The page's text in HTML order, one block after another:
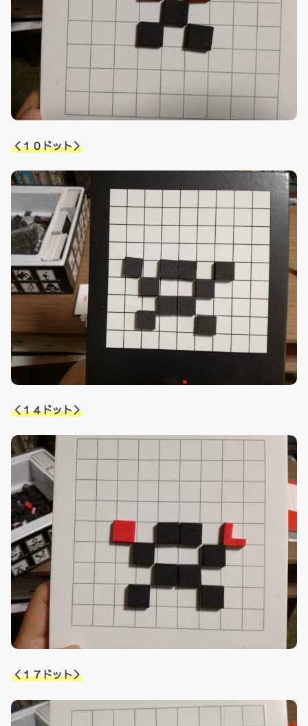
＜１０ドット＞
＜１４ドット＞
＜１７ドット＞